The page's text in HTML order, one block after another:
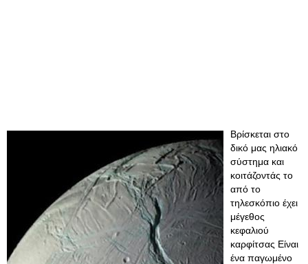
Βρίσκεται στο
δικό μας ηλιακό
σύστημα και
κοιτάζοντάς το
από το
τηλεσκόπιο έχει
μέγεθος
κεφαλιού
καρφίτσας Είναι
ένα παγωμένο